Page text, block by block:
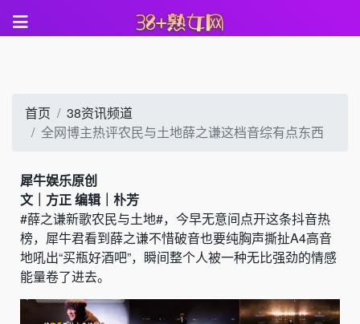
首页
38资讯频道
全网博主热评农民与土地薛之谦这档音综有点东西
犀牛娱乐原创
文｜方正 编辑｜朴芳
#薛之谦新歌农民与土地#，今早无意间点开这条抖音热
榜，犀牛君看到薛之谦不惜破音也要纯胸声撕扯A4高音
地吼出“买瓶好酒吧”，瞬间整个人被一种无比强劲的情感
能量卷了进去。